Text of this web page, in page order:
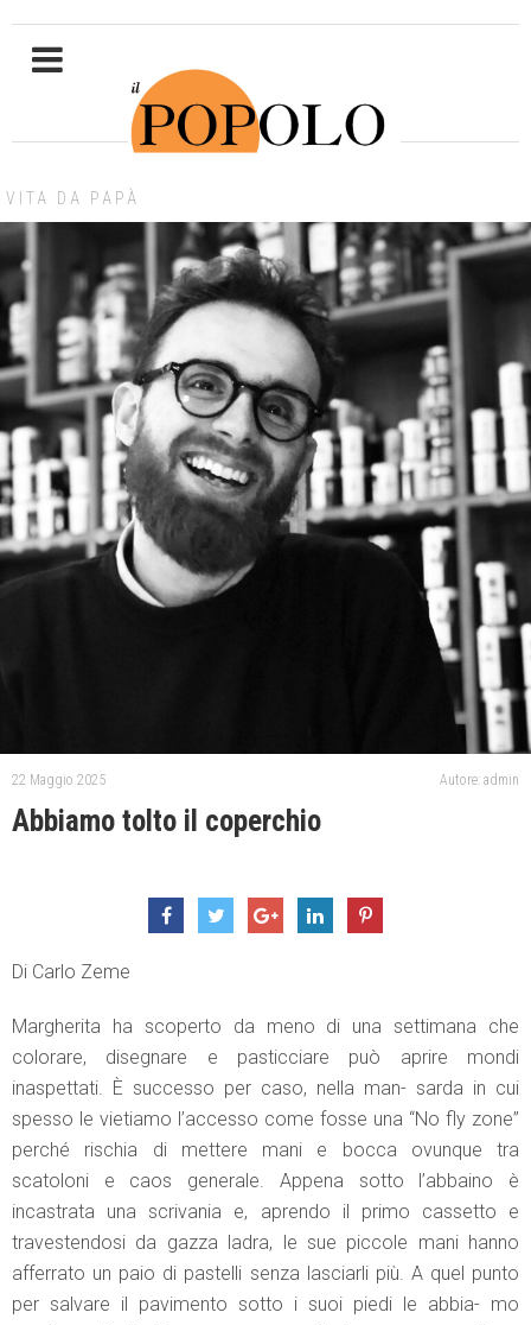
VITA DA PAPÀ
22 Maggio 2025 Autore: admin
Abbiamo tolto il coperchio
Di Carlo Zeme
Margherita ha scoperto da meno di una settimana che
colorare, disegnare e pasticciare può aprire mondi
inaspettati. È successo per caso, nella man- sarda in cui
spesso le vietiamo l’accesso come fosse una “No fly zone”
perché rischia di mettere mani e bocca ovunque tra
scatoloni e caos generale. Appena sotto l’abbaino è
incastrata una scrivania e, aprendo il primo cassetto e
travestendosi da gazza ladra, le sue piccole mani hanno
afferrato un paio di pastelli senza lasciarli più. A quel punto
per salvare il pavimento sotto i suoi piedi le abbia- mo